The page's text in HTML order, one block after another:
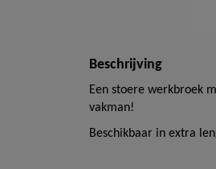
Beschrijving
Een stoere werkbroek
vakman!
Beschikbaar in extra